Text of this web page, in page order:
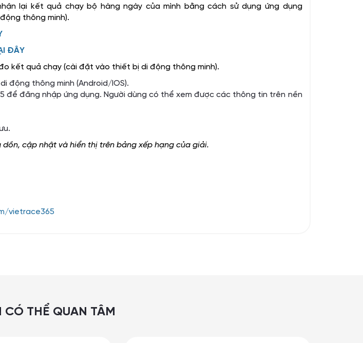
lại kết quả chạy bộ hàng ngày của mình bằng cách sử dụng ứng dụng
thông minh).
ĐÂY
kết quả chạy (cài đặt vào thiết bị di động thông minh).
động thông minh (Android/IOS).
để đăng nhập ứng dụng. Người dùng có thể xem được các thông tin trên nền
cập nhật và hiển thị trên bảng xếp hạng của giải.
vietrace365
THỂ QUAN TÂM